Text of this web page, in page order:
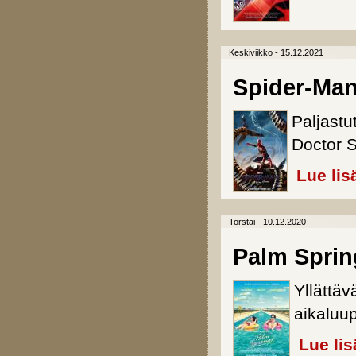
Keskiviikko - 15.12.2021
Spider-
Doctor
Lue
Torstai - 10.12.2020
Palm
Lue